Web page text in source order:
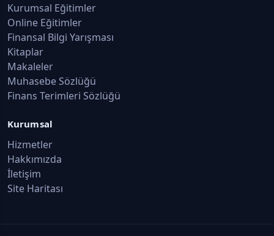
Kurumsal Eğitimler
Online Eğitimler
Finansal Bilgi Yarışması
Kitaplar
Makaleler
Muhasebe Sözlüğü
Finans Terimleri Sözlüğü
Kurumsal
Hizmetler
Hakkımızda
İletişim
Site Haritası